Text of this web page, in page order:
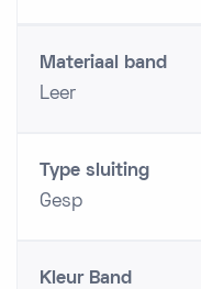
Materiaal band
Leer
Type sluiting
Gesp
Kleur Band